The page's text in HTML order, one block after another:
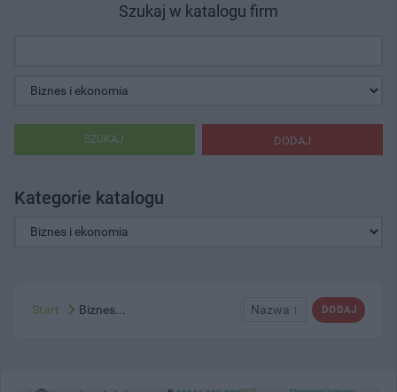
Szukaj w katalogu firm
DODAJ
SZUKAJ
Kategorie katalogu
DODAJ
Nazwa ↑
Start Biznes...